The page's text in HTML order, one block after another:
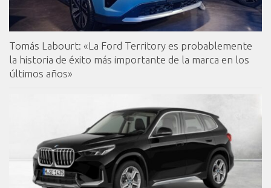
Tomás Labourt: «La Ford Territory es probablemente
la historia de éxito más importante de la marca en los
últimos años»